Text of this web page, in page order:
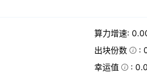
算力增速:
出块份数 :
幸运值 :